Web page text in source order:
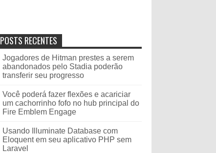
POSTS RECENTES
Jogadores de Hitman prestes a serem
abandonados pelo Stadia poderão
transferir seu progresso
Você poderá fazer flexões e acariciar
um cachorrinho fofo no hub principal do
Fire Emblem Engage
Usando Illuminate Database com
Eloquent em seu aplicativo PHP sem
Laravel